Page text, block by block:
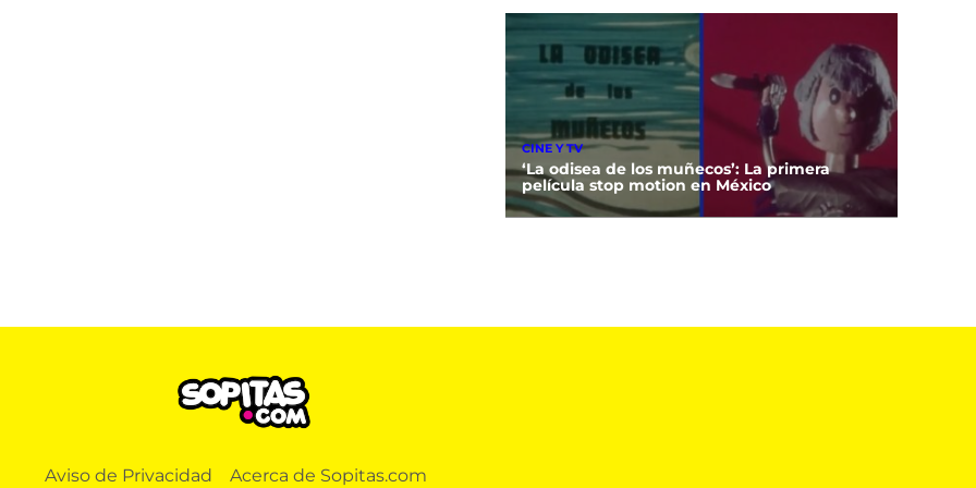
CINE Y TV
‘La odisea de los muñecos’: La primera
película stop motion en México
Aviso de Privacidad Acerca de Sopitas.com